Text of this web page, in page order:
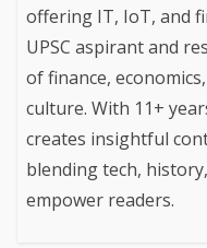
offering IT, IoT, and
UPSC aspirant and
of finance,
culture. With 11+
creates insightful
blending tech,
empower readers.